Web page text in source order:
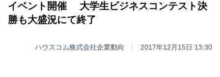
イベント開催 大学生ビジネスコンテスト決
勝も大盛況にて終了
ハウスコム株式会社企業動向 2017年12月15日 13:30